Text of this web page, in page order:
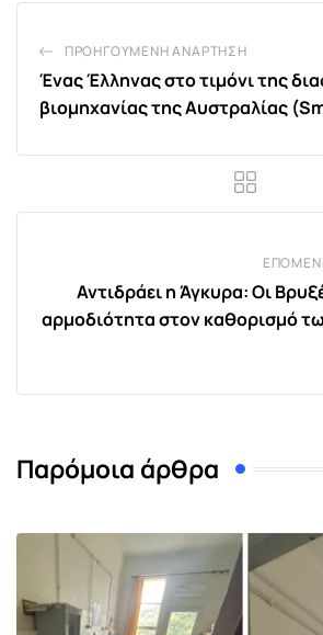
ΠΡΟΗΓΟΎΜΕΝΗ ΑΝΆΡΤΗΣΗ
Ένας Έλληνας στο τιμόνι της
βιομηχανίας της Αυστραλίας
Αντιδράει η Άγκυρα: Οι
αρμοδιότητα στον καθορισμό
Παρόμοια άρθρα